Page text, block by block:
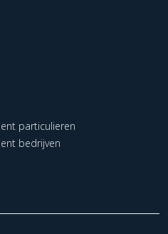
particulieren
bedrijven